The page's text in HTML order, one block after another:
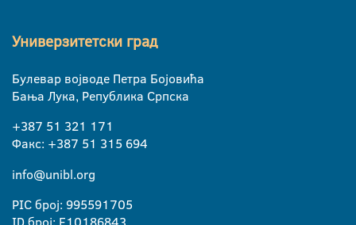
Универзитетски град
Булевар војводе Петра Бојовића
Бања Лука, Република Српска
+387 51 321 171
Факс: +387 51 315 694
info@unibl.org
PIC број: 995591705